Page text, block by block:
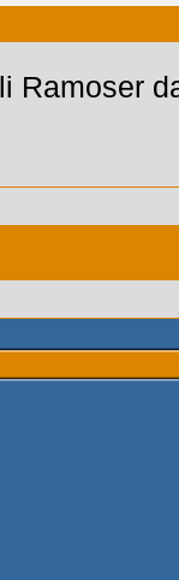
Ramoser